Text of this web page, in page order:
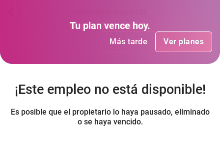
Tu plan ha vencido.
Más tarde Ver planes
Tu plan vence hoy.
Más tarde Ver planes
¡Este empleo no está disponible!
Es posible que el propietario lo haya pausado, eliminado
o se haya vencido.